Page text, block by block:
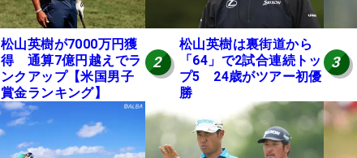
松山英樹が7000万円獲
得 通算7億円越えでラ
ンクアップ【米国男子
賞金ランキング】
2
松山英樹は裏街道から
「64」で2試合連続トッ
プ5 24歳がツアー初優
勝
3